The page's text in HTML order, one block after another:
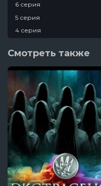
6 серия
5 серия
4 серия
2 серия
1 серия
Смотреть также